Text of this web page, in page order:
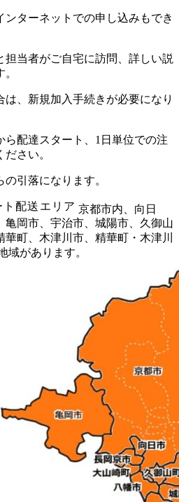
ターネットでの申し込みもでき
当者がご自宅に訪問、詳しい説
、新規加入手続きが必要になり
配達スタート、1日単位での注
さい。
引落になります。
配送エリア 京都市内、向日
亀岡市、宇治市、城陽市、久御山
町、木津川市、精華町・木津川
があります。